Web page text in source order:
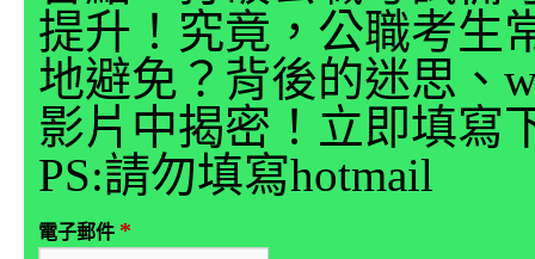
提升！究竟，公職考生
地避免？背後的迷思、
影片中揭密！立即填寫
PS:請勿填寫hotmail
電子郵件 *